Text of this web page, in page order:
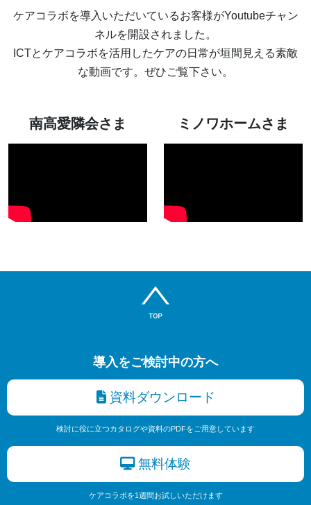
ケアコラボを導入いただいているお客様がYoutubeチャン
ネルを開設されました。
ICTとケアコラボを活用したケアの日常が垣間見える素敵
な動画です。ぜひご覧下さい。
南高愛隣会さま ミノワホームさま
導入をご検討中の方へ
資料ダウンロード
検討に役に立つカタログや資料のPDFをご用意しています
無料体験
ケアコラボを1週間お試しいただけます